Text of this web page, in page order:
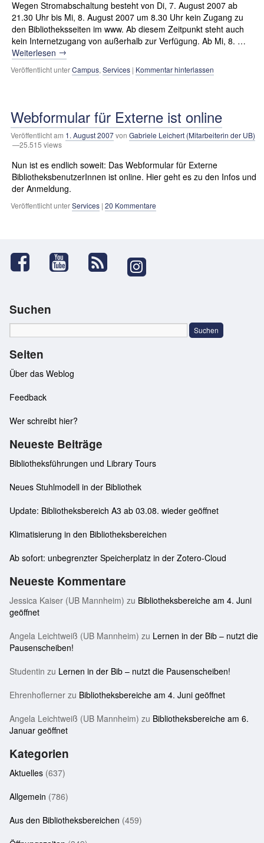
Wegen Stromabschaltung besteht von Di, 7. August 2007 ab
21.30 Uhr bis Mi, 8. August 2007 um 8.30 Uhr kein Zugang zu
den Bibliotheksseiten im www. Ab diesem Zeitpunkt steht auch
kein Internetzugang von außerhalb zur Verfügung. Ab Mi, 8. …
Weiterlesen →
Veröffentlicht unterCampus, Services | Kommentar hinterlassen
Webformular für Externe ist online
Veröffentlicht am 1. August 2007von Gabriele Leichert (Mitarbeiterin der UB)
—25.515 views
Nun ist es endlich soweit: Das Webformular für Externe
BibliotheksbenutzerInnen ist online. Hier geht es zu den Infos und
der Anmeldung.
Veröffentlicht unterServices | 20 Kommentare
Suchen
Seiten
Über das Weblog
Feedback
Wer schreibt hier?
Neueste Beiträge
Bibliotheksführungen und Library Tours
Neues Stuhlmodell in der Bibliothek
Update: Bibliotheksbereich A3 ab 03.08. wieder geöffnet
Klimatisierung in den Bibliotheksbereichen
Ab sofort: unbegrenzter Speicherplatz in der Zotero-Cloud
Neueste Kommentare
Jessica Kaiser (UB Mannheim) zu Bibliotheksbereiche am 4. Juni
geöffnet
Angela Leichtweiß (UB Mannheim) zu Lernen in der Bib – nutzt die
Pausenscheiben!
Studentin zu Lernen in der Bib – nutzt die Pausenscheiben!
Ehrenhoflerner zu Bibliotheksbereiche am 4. Juni geöffnet
Angela Leichtweiß (UB Mannheim) zu Bibliotheksbereiche am 6.
Januar geöffnet
Kategorien
Aktuelles (637)
Allgemein (786)
Aus den Bibliotheksbereichen (459)